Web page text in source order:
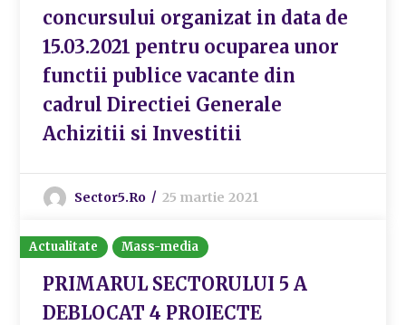
concursului organizat in data de
15.03.2021 pentru ocuparea unor
functii publice vacante din
cadrul Directiei Generale
Achizitii si Investitii
Sector5.ro 25 martie 2021
Actualitate Mass-media
PRIMARUL SECTORULUI 5 A
DEBLOCAT 4 PROIECTE